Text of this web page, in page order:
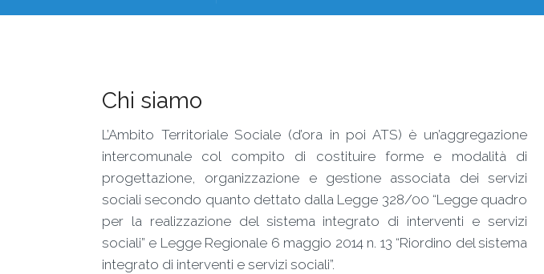
Chi siamo
L’Ambito Territoriale Sociale (d’ora in poi ATS) è un’aggregazione
intercomunale col compito di costituire forme e modalità di
progettazione, organizzazione e gestione associata dei servizi
sociali secondo quanto dettato dalla Legge 328/00 “Legge quadro
per la realizzazione del sistema integrato di interventi e servizi
sociali” e Legge Regionale 6 maggio 2014 n. 13 “Riordino del sistema
integrato di interventi e servizi sociali”.